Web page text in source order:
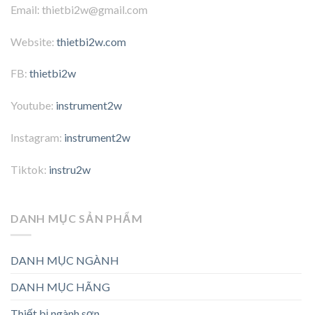
Email: thietbi2w@gmail.com
Website: thietbi2w.com
FB: thietbi2w
Youtube: instrument2w
Instagram: instrument2w
Tiktok: instru2w
DANH MỤC SẢN PHẨM
DANH MỤC NGÀNH
DANH MỤC HÃNG